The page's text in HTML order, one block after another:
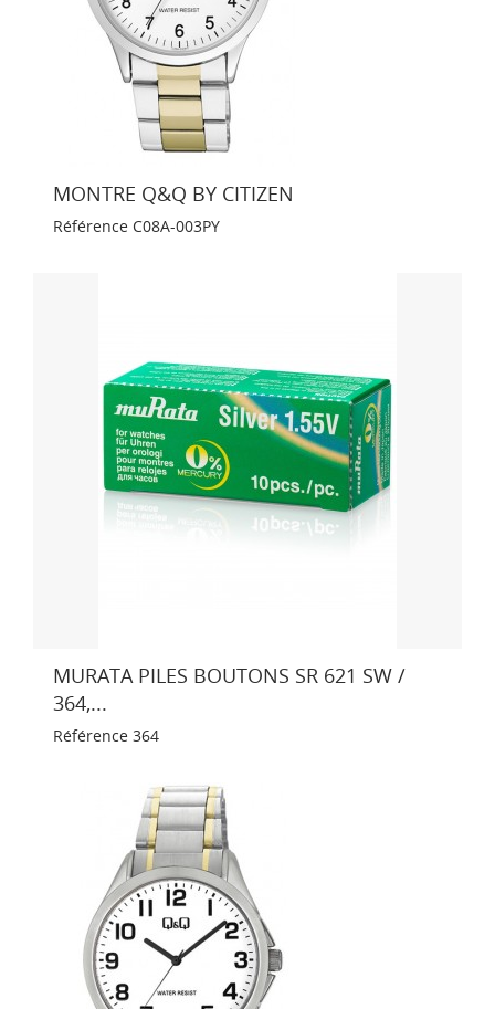
MONTRE Q&Q BY CITIZEN
Référence C08A-003PY
MURATA PILES BOUTONS SR 621 SW /
364,...
Référence 364